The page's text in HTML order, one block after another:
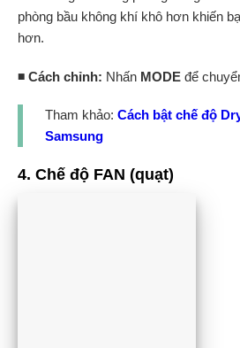
phòng bầu không khí khô hơn khiến
hơn.
◾ Cách chỉnh: Nhấn MODE để
Tham khảo: Cách bật chế độ
Samsung
4. Chế độ FAN (quạt)